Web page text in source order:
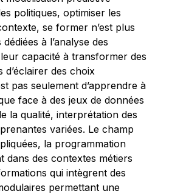
politiques, optimiser les
se former n’est plus
à l’analyse des
capacité à transformer des
des choix
pas seulement d’apprendre à
face à des jeux de données
la qualité, interprétation des
variées. Le champ
la programmation
dans des contextes métiers
qui intègrent des
permettant une